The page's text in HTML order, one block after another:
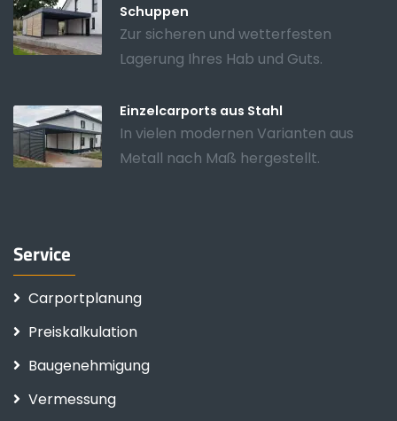
Schuppen
Zur sicheren und wetterfesten
Lagerung Ihres Hab und Guts.
Einzelcarports aus Stahl
In vielen modernen Varianten aus
Metall nach Maß hergestellt.
Service
Carportplanung
Preiskalkulation
Baugenehmigung
Vermessung